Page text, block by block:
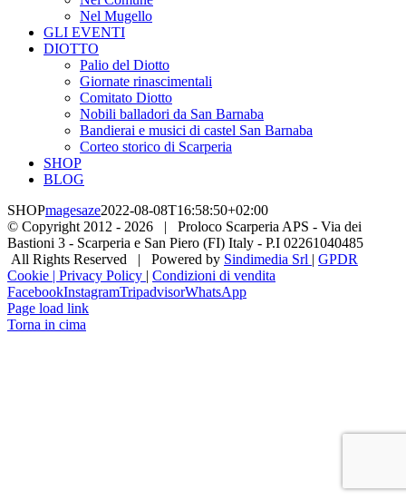
Nel Mugello
GLI EVENTI
DIOTTO
Palio del Diotto
Giornate rinascimentali
Comitato Diotto
Nobili balladori da San Barnaba
Bandierai e musici di castel San Barnaba
Corteo storico di Scarperia
SHOP
BLOG
SHOPmagesaze2022-08-08T16:58:50+02:00
© Copyright 2012 - 2026 | Proloco Scarperia APS - Via dei
Bastioni 3 - Scarperia e San Piero (FI) Italy - P.I 02261040485
All Rights Reserved | Powered by Sindimedia Srl | GPDR
Cookie | Privacy Policy | Condizioni di vendita
FacebookInstagramTripadvisorWhatsApp
Page load link
Torna in cima